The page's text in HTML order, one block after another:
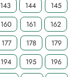
143 144 145
160 161 162
177 178 179
194 195 196